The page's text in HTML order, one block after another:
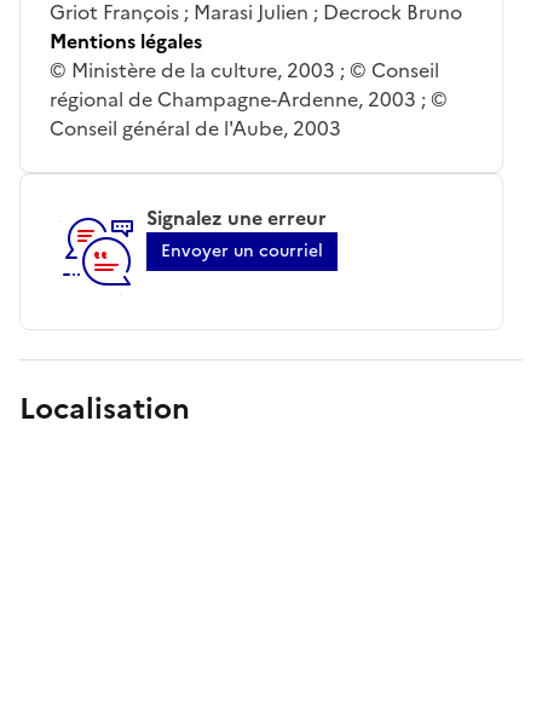
Griot François ; Marasi Julien ; Decrock Bruno
Mentions légales
© Ministère de la culture, 2003 ; © Conseil
régional de Champagne-Ardenne, 2003 ; ©
Conseil général de l'Aube, 2003
Signalez une erreur
Envoyer un courriel
Localisation